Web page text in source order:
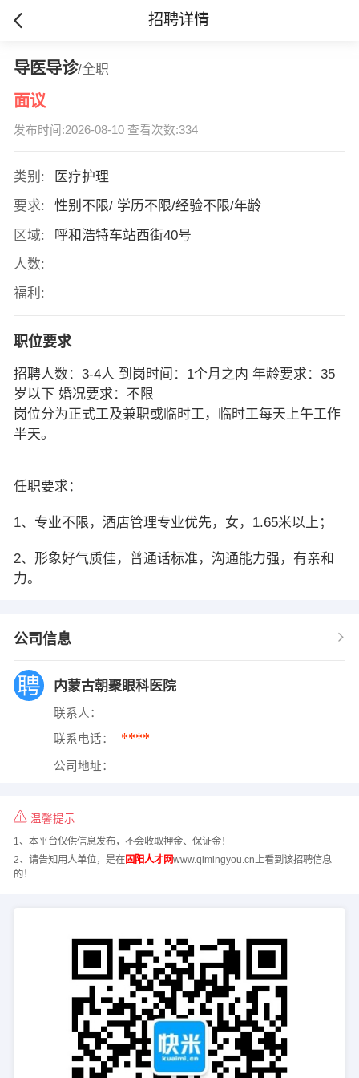
招聘详情
导医导诊/全职
面议
发布时间:2026-08-10 查看次数:334
类别:
医疗护理
要求:
性别不限/ 学历不限/经验不限/年龄
区域:
呼和浩特车站西街40号
人数:
福利:
职位要求
招聘人数：3-4人 到岗时间：1个月之内 年龄要求：35
岁以下 婚况要求：不限
岗位分为正式工及兼职或临时工，临时工每天上午工作
半天。
任职要求：
1、专业不限，酒店管理专业优先，女，1.65米以上；
2、形象好气质佳，普通话标准，沟通能力强，有亲和
力。
公司信息
内蒙古朝聚眼科医院
联系人：
联系电话： ****
公司地址：
温馨提示
1、本平台仅供信息发布，不会收取押金、保证金！
2、请告知用人单位，是在固阳人才网www.qimingyou.cn上看到该招聘信息
的！